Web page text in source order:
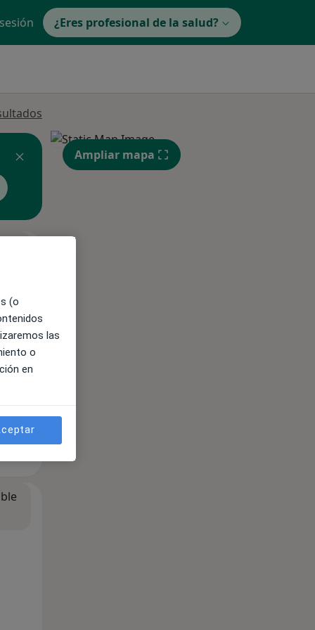
¿Eres profesional de la salud?
Ampliar mapa
(o
las
o
en